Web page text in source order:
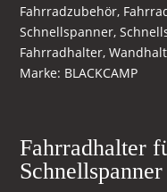
Fahrradzubehör,
Schnellspanner,
Fahrradhalter,
Marke: BLACKCAMP
Fahrradhalter
Schnellspanner